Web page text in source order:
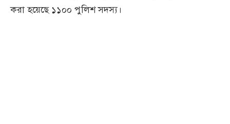
করা হয়েছে ১১০০ পুলিশ সদস্য।